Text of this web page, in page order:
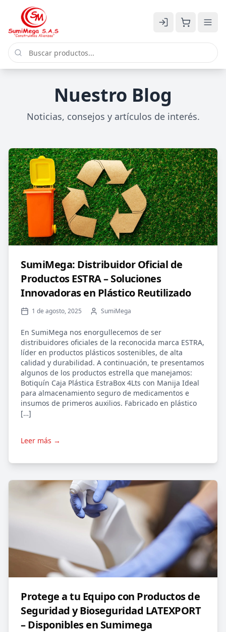
Nuestro Blog
Noticias, consejos y artículos de interés.
SumiMega: Distribuidor Oficial de
Productos ESTRA – Soluciones
Innovadoras en Plástico Reutilizado
1 de agosto, 2025 SumiMega
En SumiMega nos enorgullecemos de ser
distribuidores oficiales de la reconocida marca ESTRA,
líder en productos plásticos sostenibles, de alta
calidad y durabilidad. A continuación, te presentamos
algunos de los productos estrella que manejamos:
Botiquín Caja Plástica EstraBox 4Lts con Manija Ideal
para almacenamiento seguro de medicamentos e
insumos de primeros auxilios. Fabricado en plástico
[…]
Leer más →
Protege a tu Equipo con Productos de
Seguridad y Bioseguridad LATEXPORT
– Disponibles en Sumimega